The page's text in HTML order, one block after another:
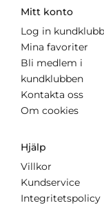
Mitt konto
Log in kundklubb
Mina favoriter
Bli medlem i
kundklubben
Kontakta oss
Om cookies
Hjälp
Villkor
Kundservice
Integritetspolicy